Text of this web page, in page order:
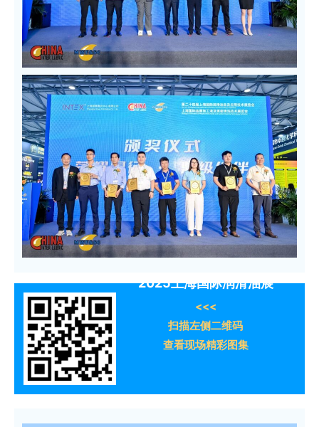
2025上海国际润滑油展
<<<
扫描左侧二维码
查看现场精彩图集